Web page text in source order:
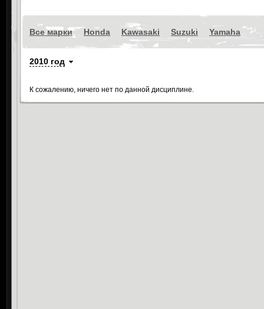
Все марки Honda Kawasaki Suzuki Yamaha
2010 год
К сожалению, ничего нет по данной дисциплине.